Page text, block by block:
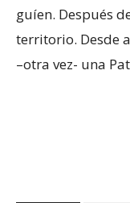
guíen. Después
territorio. Desde
–otra vez- una